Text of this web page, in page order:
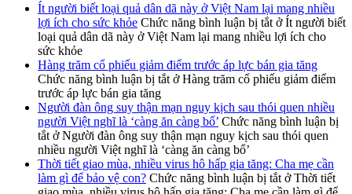
Ít người biết loại quả dân dã này ở Việt Nam lại mang nhiều
lợi ích cho sức khỏe Chức năng bình luận bị tắt ở Ít người biết
loại quả dân dã này ở Việt Nam lại mang nhiều lợi ích cho
sức khỏe
Hàng trăm cổ phiếu giảm điểm trước áp lực bán gia tăng
Chức năng bình luận bị tắt ở Hàng trăm cổ phiếu giảm điểm
trước áp lực bán gia tăng
Người đàn ông suy thận mạn nguy kịch sau thói quen nhiều
người Việt nghĩ là ‘càng ăn càng bổ’ Chức năng bình luận bị
tắt ở Người đàn ông suy thận mạn nguy kịch sau thói quen
nhiều người Việt nghĩ là ‘càng ăn càng bổ’
Thời tiết giao mùa, nhiều virus hô hấp gia tăng: Cha mẹ cần
làm gì để bảo vệ con? Chức năng bình luận bị tắt ở Thời tiết